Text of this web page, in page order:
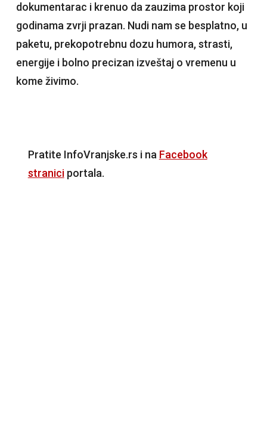
dokumentarac i krenuo da zauzima prostor koji
godinama zvrji prazan. Nudi nam se besplatno, u
paketu, prekopotrebnu dozu humora, strasti,
energije i bolno precizan izveštaj o vremenu u
kome živimo.
Pratite InfoVranjske.rs i na Facebook
straniciportala.